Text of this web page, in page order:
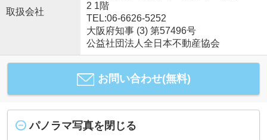
取扱会社
2 1階
TEL:06-6626-5252
大阪府知事 (3) 第57496号
公益社団法人全日本不動産協会
お問い合わせ(無料)
パノラマ写真を閉じる